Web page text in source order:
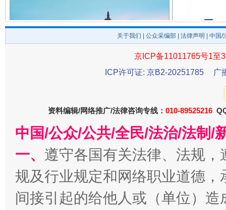
千年窑火 生生不息 一
揭开“小金库”的免责幌子
关于我们 公众采编部 法律声明 | 中国
京ICP备11011765号1至
ICP许可证: 京B2-20251785
广
资料编辑/网络推广/法律咨询专线： 010-89525216
中国/公众/公共/全民/法治/法制/
一、 遵守各国有关法律、法规
规及行业规定和网络职业道德
间接引起的给他人或（单位）